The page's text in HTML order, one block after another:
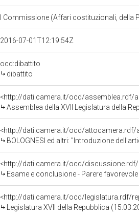
I Commissione (Affari costituzionali, della
2016-07-01T12:19:54Z
ocd:dibattito
dibattito
<http://dati.camera.it/ocd/assemblea.rdf/
Assemblea della XVII Legislatura della
<http://dati.camera.it/ocd/attocamera.rdf/
BOLOGNESI ed altri: "Introduzione
<http://dati.camera.it/ocd/discussione.rdf/
Esame e conclusione - Parere favorevole - Introduzione nel codice
<http://dati.camera.it/ocd/legislatura.rdf/
Legislatura XVII della Repubblica